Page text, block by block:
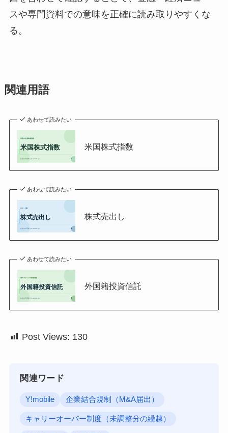
スや専門資料での意味を正確に読み取りやすくな
る。
関連用語
あわせて読みたい
米国株式指数
あわせて読みたい
株式売出し
あわせて読みたい
外国籍投資信託
Post Views: 130
関連ワード
Y!mobile 企業結合規制（M&A届出）
キャリーオーバー制度（未調整分の繰越）